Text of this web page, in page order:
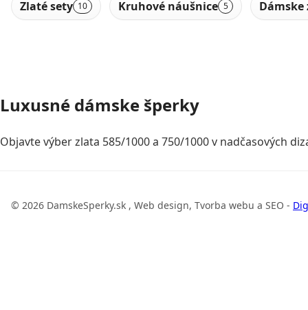
Zlaté sety 10 Kruhové náušnice 5
Luxusné dámske šperky
Objavte výber zlata 585/1000 a 750/1000 v nadčasových
© 2026 DamskeSperky.sk , Web design, Tvorba webu a SEO -